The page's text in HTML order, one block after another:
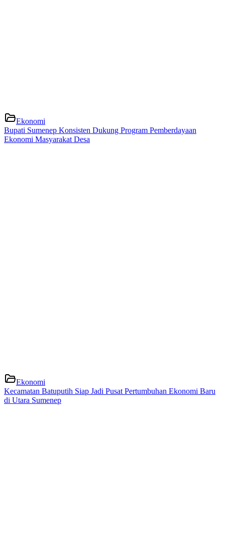
Ekonomi
Bupati Sumenep Konsisten Dukung Program Pemberdayaan
Ekonomi Masyarakat Desa
Ekonomi
Kecamatan Batuputih Siap Jadi Pusat Pertumbuhan Ekonomi Baru
di Utara Sumenep